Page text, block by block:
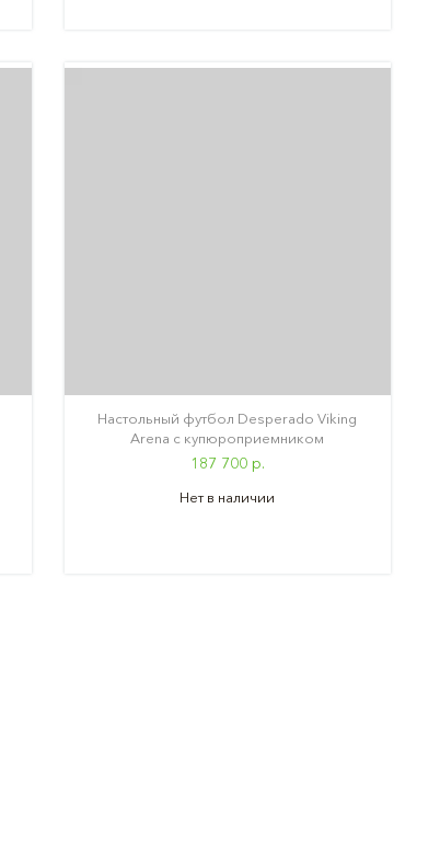
Настольный футбол Desperado Viking
Arena с купюроприемником
187 700 р.
Нет в наличии